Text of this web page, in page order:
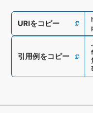
URIをコピー
引用例をコピー